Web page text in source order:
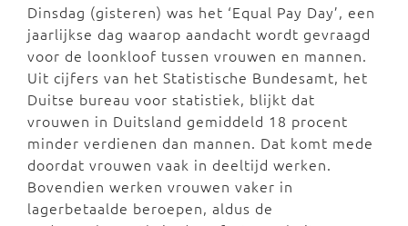
Dinsdag (gisteren) was het ‘Equal Pay Day’, een
jaarlijkse dag waarop aandacht wordt gevraagd
voor de loonkloof tussen vrouwen en mannen.
Uit cijfers van het Statistische Bundesamt, het
Duitse bureau voor statistiek, blijkt dat
vrouwen in Duitsland gemiddeld 18 procent
minder verdienen dan mannen. Dat komt mede
doordat vrouwen vaak in deeltijd werken.
Bovendien werken vrouwen vaker in
lagerbetaalde beroepen, aldus de